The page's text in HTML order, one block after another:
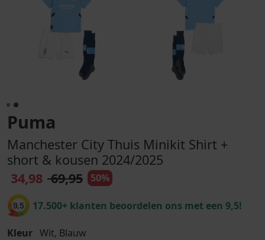
Puma
Manchester City Thuis Minikit Shirt +
short & kousen 2024/2025
34,98 69,95 50%
9.5 17.500+ klanten beoordelen ons met een 9,5!
Kleur Wit, Blauw